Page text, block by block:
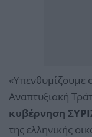
«Υπενθυμίζουμε
Αναπτυξιακή
κυβέρνηση
της ελληνικής